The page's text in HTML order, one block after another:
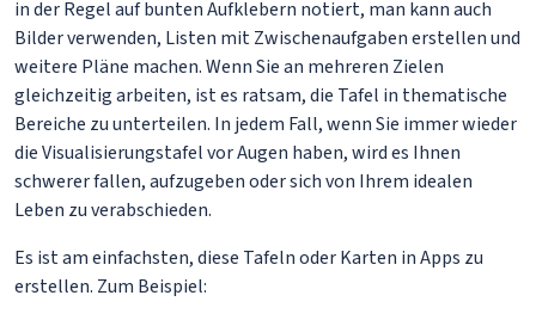
in der Regel auf bunten Aufklebern notiert, man kann auch
Bilder verwenden, Listen mit Zwischenaufgaben erstellen und
weitere Pläne machen. Wenn Sie an mehreren Zielen
gleichzeitig arbeiten, ist es ratsam, die Tafel in thematische
Bereiche zu unterteilen. In jedem Fall, wenn Sie immer wieder
die Visualisierungstafel vor Augen haben, wird es Ihnen
schwerer fallen, aufzugeben oder sich von Ihrem idealen
Leben zu verabschieden.
Es ist am einfachsten, diese Tafeln oder Karten in Apps zu
erstellen. Zum Beispiel: